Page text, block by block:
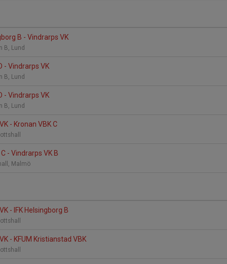
B - Vindrarps VK
B, Lund
- Vindrarps VK
B, Lund
- Vindrarps VK
B, Lund
- Kronan VBK C
- Vindrarps VK B
Malmö
- IFK Helsingborg B
- KFUM Kristianstad VBK